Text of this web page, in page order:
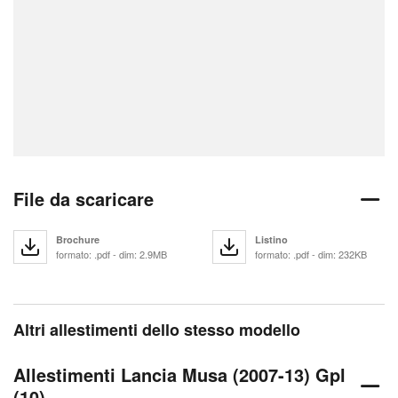
File da scaricare
Brochure
formato: .pdf - dim: 2.9MB
Listino
formato: .pdf - dim: 232KB
Altri allestimenti dello stesso modello
Allestimenti Lancia Musa (2007-13) Gpl